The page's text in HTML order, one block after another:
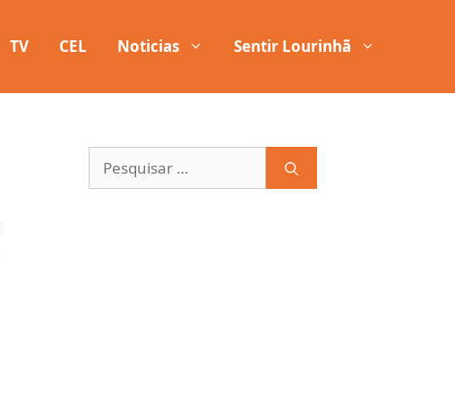
TV CEL Noticias Sentir Lourinhã
por: